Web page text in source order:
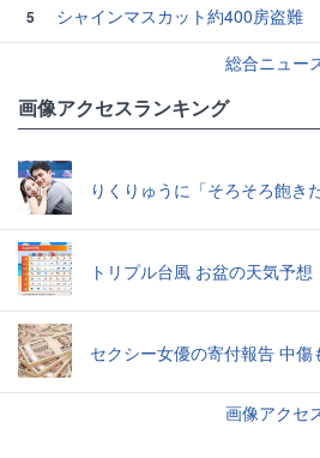
5
シャインマスカット約400房盗難
総合ニュー
画像アクセスランキング
りくりゅうに「そろそろ飽き
トリプル台風 お盆の天気予想
セクシー女優の寄付報告 中傷
画像アクセ